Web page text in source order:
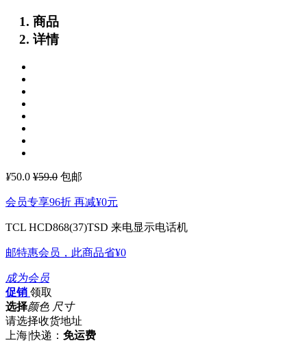
商品
详情
¥50.0 ¥59.0 包邮
会员专享96折 再减¥0元
TCL HCD868(37)TSD 来电显示电话机
邮特惠会员，此商品省¥0
成为会员
促销 领取
选择颜色 尺寸
请选择收货地址
上海|快递： 免运费